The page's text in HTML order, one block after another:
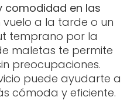
comodidad en las
vuelo a la tarde o un
temprano por la
maletas te permite
preocupaciones.
puede ayudarte a
cómoda y eficiente.